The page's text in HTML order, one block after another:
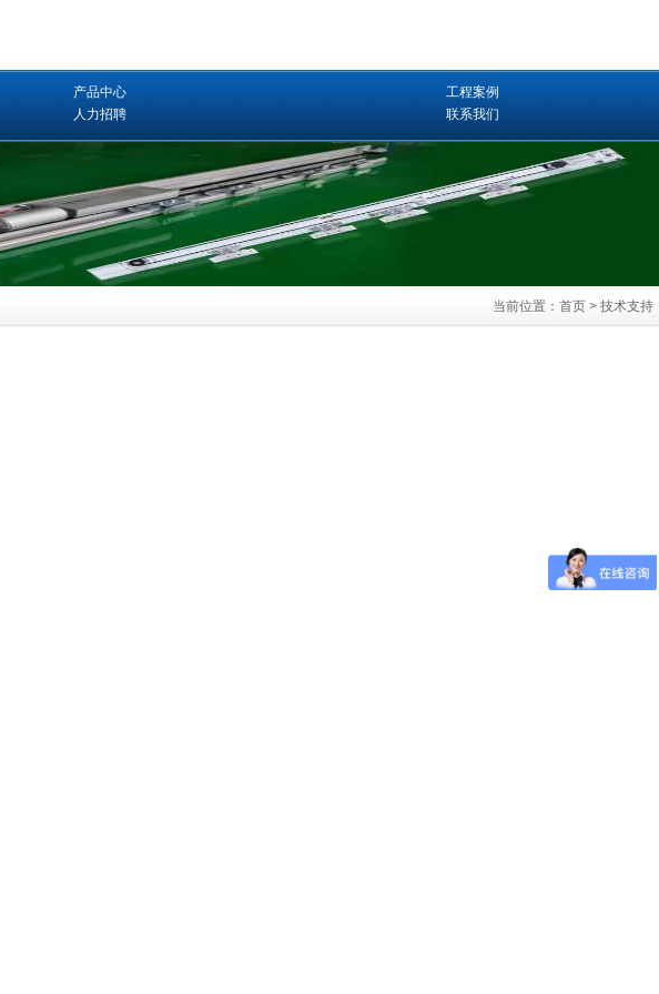
产品中心
工程案例
人力招聘 联系我们
当前位置： 首页 > 技术支持